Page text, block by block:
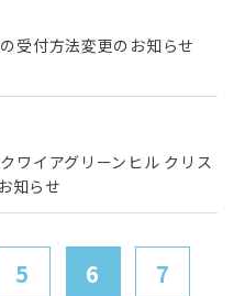
受付方法変更のお知らせ
ワイアグリーンヒル クリス
知らせ
5 6 7